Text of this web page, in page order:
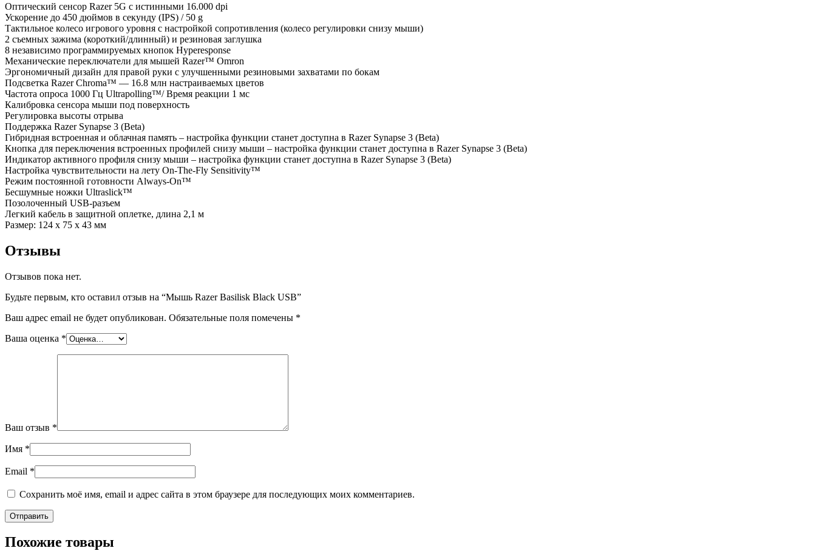
Оптический сенсор Razer 5G с истинными 16.000 dpi
Ускорение до 450 дюймов в секунду (IPS) / 50 g
Тактильное колесо игрового уровня с настройкой сопротивления (колесо регулировки снизу мыши)
2 съемных зажима (короткий/длинный) и резиновая заглушка
8 независимо программируемых кнопок Hyperesponse
Механические переключатели для мышей Razer™ Omron
Эргономичный дизайн для правой руки с улучшенными резиновыми захватами по бокам
Подсветка Razer Chroma™ — 16.8 млн настраиваемых цветов
Частота опроса 1000 Гц Ultrapolling™/ Время реакции 1 мс
Калибровка сенсора мыши под поверхность
Регулировка высоты отрыва
Поддержка Razer Synapse 3 (Beta)
Гибридная встроенная и облачная память – настройка функции станет доступна в Razer Synapse 3 (Beta)
Кнопка для переключения встроенных профилей снизу мыши – настройка функции станет доступна в Razer Synapse 3 (Beta)
Индикатор активного профиля снизу мыши – настройка функции станет доступна в Razer Synapse 3 (Beta)
Настройка чувствительности на лету On-The-Fly Sensitivity™
Режим постоянной готовности Always-On™
Бесшумные ножки Ultraslick™
Позолоченный USB-разъем
Легкий кабель в защитной оплетке, длина 2,1 м
Размер: 124 x 75 x 43 мм
Отзывы
Отзывов пока нет.
Будьте первым, кто оставил отзыв на “Мышь Razer Basilisk Black USB”
Ваш адрес email не будет опубликован. Обязательные поля помечены *
Ваша оценка *
Ваш отзыв *
Имя *
Email *
Сохранить моё имя, email и адрес сайта в этом браузере для последующих моих комментариев.
Похожие товары